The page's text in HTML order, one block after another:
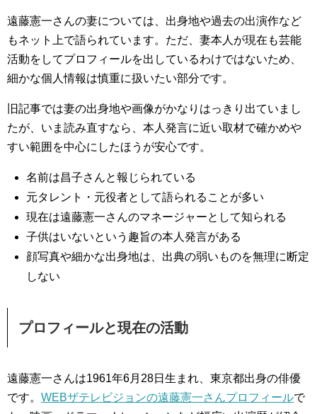
遠藤憲一さんの妻については、出身地や過去の出演作など
もネット上で語られています。ただ、妻本人が現在も芸能
活動をしてプロフィールを出しているわけではないため、
細かな個人情報は慎重に扱いたい部分です。
旧記事では妻の出身地や画像がかなりはっきり出ていまし
たが、いま読み直すなら、本人発言に近い取材で確かめや
すい範囲を中心にしたほうが安心です。
名前は昌子さんと報じられている
元タレント・元役者として語られることが多い
現在は遠藤憲一さんのマネージャーとして知られる
子供はいないという趣旨の本人発言がある
顔写真や細かな出身地は、出典の弱いものを無理に断定
しない
プロフィールと現在の活動
遠藤憲一さんは1961年6月28日生まれ、東京都出身の俳優
です。 WEBザテレビジョンの遠藤憲一さんプロフィールで